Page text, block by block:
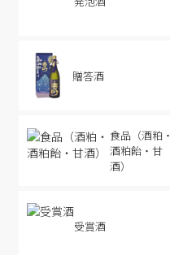
贈答酒
食品（酒粕・
酒粕飴・甘
酒）
受賞酒